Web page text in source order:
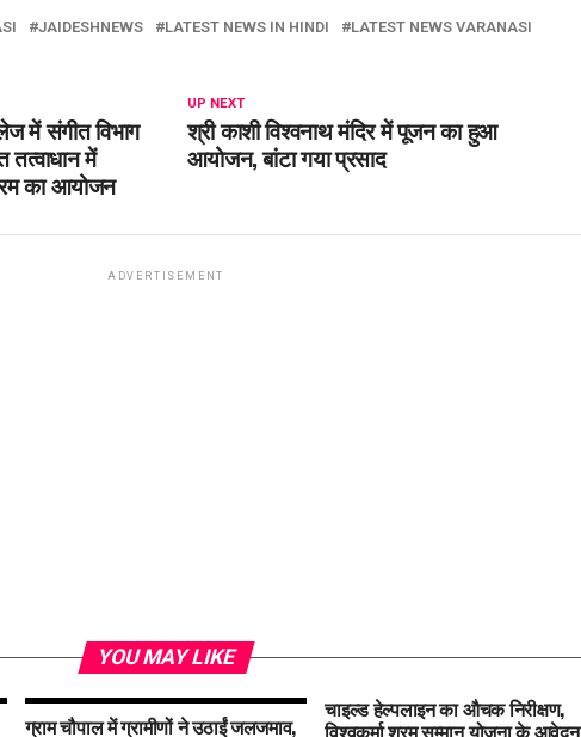
JAIDESHNEWS LATEST NEWS IN HINDI
LATEST NEWS VARANASI
UP NEXT
श्री काशी विश्वनाथ मंदिर में पूजन का हुआ
आयोजन, बांटा गया प्रसाद
में संगीत विभाग
में
का आयोजन
ADVERTISEMENT
YOU MAY LIKE
ग्राम चौपाल में ग्रामीणों ने उठाईं जलजमाव,
चाइल्ड हेल्पलाइन का औचक निरीक्षण,
विश्वकर्मा श्रम सम्मान योजना के आवेदन